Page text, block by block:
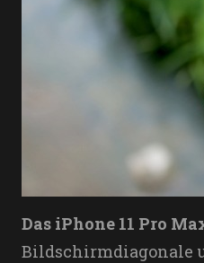
Das iPhone 11 Pro
Bildschirmdiagonale